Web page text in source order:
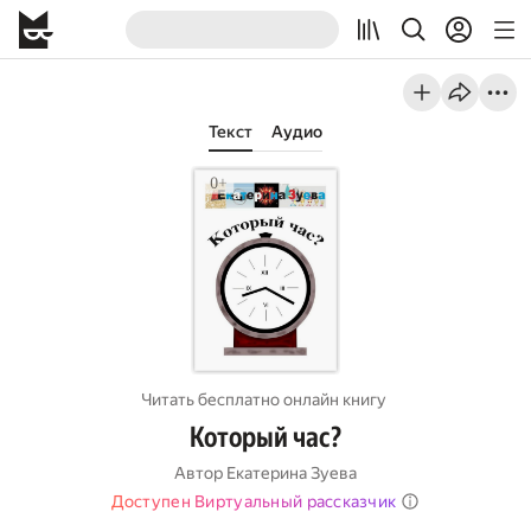
Текст Аудио
Читать бесплатно онлайн книгу
Который час?
Автор Екатерина Зуева
Доступен Виртуальный рассказчик